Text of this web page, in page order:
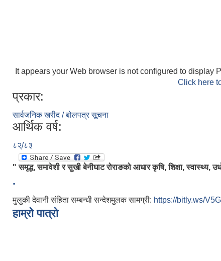
It appears your Web browser is not configured to display
Click here
प्रकार:
सार्वजनिक खरीद / बोलपत्र सूचना
आर्थिक वर्ष:
८२्/८३
" समृद्ध, समावेशी र सुखी बेनीघाट रोराङको आधार कृषि, शिक्षा, स्वास्थ्य,
.
मुलुकी देवानी संहिता सम्बन्धी सन्देशमुलक सामग्री: https://bitly.ws/
हाम्रो पात्रो